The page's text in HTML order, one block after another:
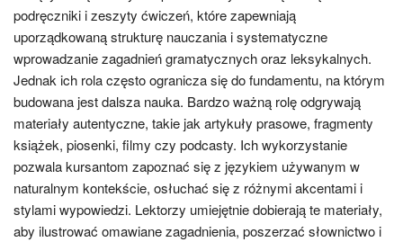
podręczniki i zeszyty ćwiczeń, które zapewniają
uporządkowaną strukturę nauczania i systematyczne
wprowadzanie zagadnień gramatycznych oraz leksykalnych.
Jednak ich rola często ogranicza się do fundamentu, na którym
budowana jest dalsza nauka. Bardzo ważną rolę odgrywają
materiały autentyczne, takie jak artykuły prasowe, fragmenty
książek, piosenki, filmy czy podcasty. Ich wykorzystanie
pozwala kursantom zapoznać się z językiem używanym w
naturalnym kontekście, osłuchać się z różnymi akcentami i
stylami wypowiedzi. Lektorzy umiejętnie dobierają te materiały,
aby ilustrować omawiane zagadnienia, poszerzać słownictwo i